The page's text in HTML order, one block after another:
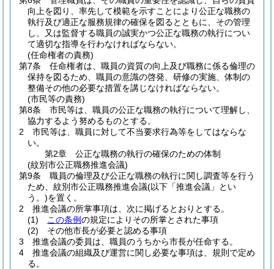
向上を図り、率先して模範を示すことにより公正な職務の
執行及び適正な服務規律の確保を図るとともに、その管理
し、又は監督する職員の誠実かつ公正な職務の執行につい
て適切な指導を行わなければならない。
(任命権者の責務)
第7条
任命権者は、職員の資質の向上及び職務に係る倫理の
保持を図るため、職員の意識の啓発、研修の実施、体制の
整備その他の必要な措置を講じなければならない。
(市民等の責務)
第8条
市民等は、職員の公正な職務の執行について理解し、
協力するよう努めるものとする。
2
市民等は、職員に対して不当要求行為等をしてはならな
い。
第2章
公正な職務の執行の確保のための体制
(紋別市公正職務推進会議)
第9条
職員の倫理及び公正な職務の執行に関し調査等を行う
ため、紋別市公正職務推進会議(以下「推進会議」とい
う。)を置く。
2
推進会議の所掌事項は、次に掲げるとおりとする。
(1)
この条例の規定によりその所掌とされた事項
(2)
その他市長が必要と認める事項
3
推進会議の委員は、職員のうちから市長が任命する。
4
推進会議の組織及び運営に関し必要な事項は、規則で定め
る。